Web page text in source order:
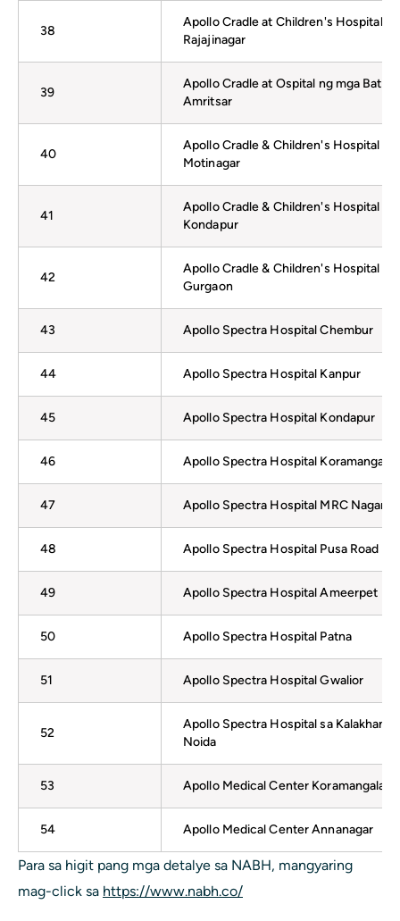
38
Apollo Cradle at Children's Hospital
Rajajinagar
39
Apollo Cradle at Ospital ng mga Bata
Amritsar
40
Apollo Cradle & Children's Hospital
Motinagar
41
Apollo Cradle & Children's Hospital
Kondapur
42
Apollo Cradle & Children's Hospital
Gurgaon
43 Apollo Spectra Hospital Chembur
44 Apollo Spectra Hospital Kanpur
45 Apollo Spectra Hospital Kondapur
46 Apollo Spectra Hospital Koramangala
47 Apollo Spectra Hospital MRC Nagar
48 Apollo Spectra Hospital Pusa Road
49 Apollo Spectra Hospital Ameerpet
50 Apollo Spectra Hospital Patna
51 Apollo Spectra Hospital Gwalior
52
Apollo Spectra Hospital sa Kalakhang
Noida
53 Apollo Medical Center Koramangala
54 Apollo Medical Center Annanagar
Para sa higit pang mga detalye sa NABH, mangyaring
mag-click sa https://www.nabh.co/